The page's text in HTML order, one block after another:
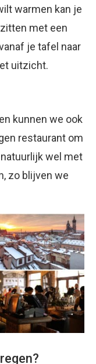
warmen kan je
met een
je tafel naar
uitzicht.
kunnen we ook
restaurant om
wel met
zo blijven we